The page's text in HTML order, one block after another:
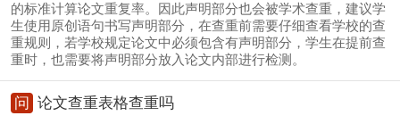
的标准计算论文重复率。因此声明部分也会被学术查重，建议学
生使用原创语句书写声明部分，在查重前需要仔细查看学校的查
重规则，若学校规定论文中必须包含有声明部分，学生在提前查
重时，也需要将声明部分放入论文内部进行检测。
问 论文查重表格查重吗